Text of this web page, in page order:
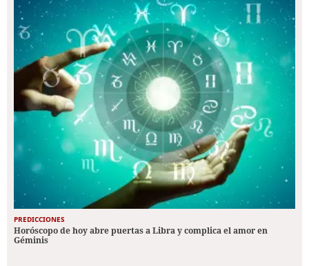
PREDICCIONES
Horóscopo de hoy abre puertas a Libra y complica el amor en
Géminis